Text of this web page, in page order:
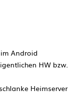
Android
HW bzw.
Heimserver